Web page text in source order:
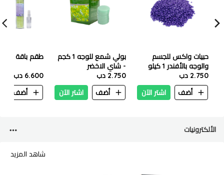
حبيات واكس للجسم
والوجه بالأفندر 1 كيلو
2.750 دب
أضف
اشتر الآن
بولي شمع للوجه 1 كجم
- شاي الاخضر
2.750 دب
أضف
اشتر الآن
طقم باقة
6.600 دب
أضف
الألكترونيات
شاهد المزيد